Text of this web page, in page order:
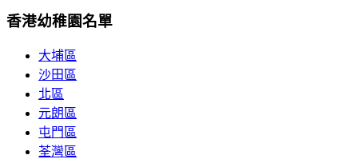
香港幼稚園名單
大埔區
沙田區
北區
元朗區
屯門區
荃灣區